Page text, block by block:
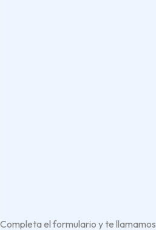
Completa el formulario y te llamamos